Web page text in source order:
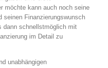
möchte kann auch noch seine
seinen Finanzierungswunsch
dann schnellstmöglich mit
im Detail zu
unabhängigen